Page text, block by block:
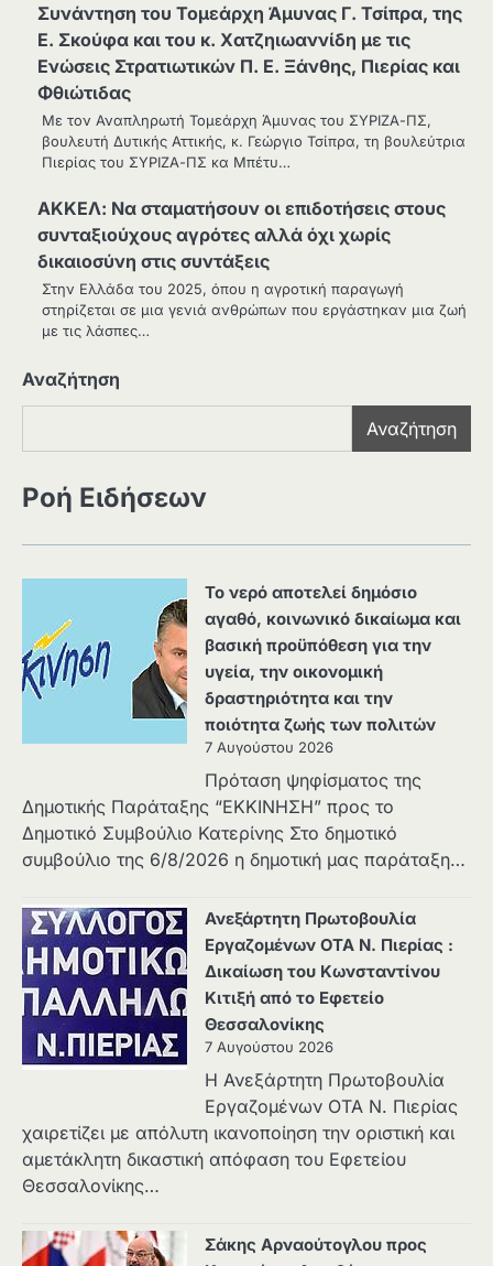
Συνάντηση του Τομεάρχη Άμυνας Γ. Τσίπρα, της
Ε. Σκούφα και του κ. Χατζηιωαννίδη με τις
Ενώσεις Στρατιωτικών Π. Ε. Ξάνθης, Πιερίας και
Φθιώτιδας
Με τον Αναπληρωτή Τομεάρχη Άμυνας του ΣΥΡΙΖΑ-ΠΣ,
βουλευτή Δυτικής Αττικής, κ. Γεώργιο Τσίπρα, τη βουλεύτρια
Πιερίας του ΣΥΡΙΖΑ-ΠΣ κα Μπέτυ…
ΑΚΚΕΛ: Να σταματήσουν οι επιδοτήσεις στους
συνταξιούχους αγρότες αλλά όχι χωρίς
δικαιοσύνη στις συντάξεις
Στην Ελλάδα του 2025, όπου η αγροτική παραγωγή
στηρίζεται σε μια γενιά ανθρώπων που εργάστηκαν μια ζωή
με τις λάσπες…
Αναζήτηση
Αναζήτηση
Ροή Ειδήσεων
Το νερό αποτελεί δημόσιο
αγαθό, κοινωνικό δικαίωμα και
βασική προϋπόθεση για την
υγεία, την οικονομική
δραστηριότητα και την
ποιότητα ζωής των πολιτών
7 Αυγούστου 2026
Πρόταση ψηφίσματος της
Δημοτικής Παράταξης “ΕΚΚΙΝΗΣΗ” προς το
Δημοτικό Συμβούλιο Κατερίνης Στο δημοτικό
συμβούλιο της 6/8/2026 η δημοτική μας παράταξη…
Ανεξάρτητη Πρωτοβουλία
Εργαζομένων ΟΤΑ Ν. Πιερίας :
Δικαίωση του Κωνσταντίνου
Κιτιξή από το Εφετείο
Θεσσαλονίκης
7 Αυγούστου 2026
Η Ανεξάρτητη Πρωτοβουλία
Εργαζομένων ΟΤΑ Ν. Πιερίας
χαιρετίζει με απόλυτη ικανοποίηση την οριστική και
αμετάκλητη δικαστική απόφαση του Εφετείου
Θεσσαλονίκης…
Σάκης Αρναούτογλου προς